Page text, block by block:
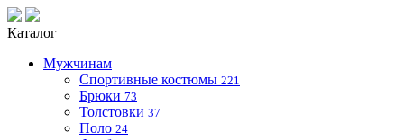
Каталог
Мужчинам
Спортивные костюмы 221
Брюки 73
Толстовки 37
Поло 24